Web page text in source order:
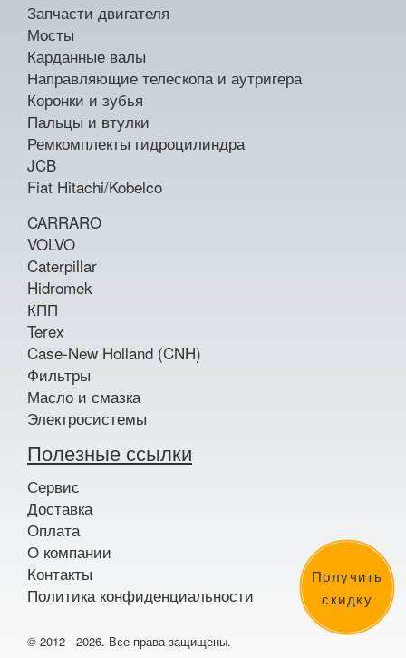
Получить
скидку
Запчасти двигателя
Мосты
Карданные валы
Направляющие телескопа и аутригера
Коронки и зубья
Пальцы и втулки
Ремкомплекты гидроцилиндра
JCB
Fiat Hitachi/Kobelco
CARRARO
VOLVO
Caterpillar
Hidromek
КПП
Terex
Case-New Holland (CNH)
Фильтры
Масло и смазка
Электросистемы
Полезные ссылки
Сервис
Доставка
Оплата
О компании
Контакты
Политика конфиденциальности
© 2012 - 2026. Все права защищены.